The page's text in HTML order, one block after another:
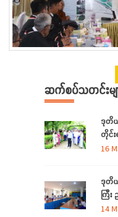
ဆက်စပ်သတင်းမျ
ဒုတိယ
တိုင်း
အဆင့်
16
ဒုတိယ
ကြီး
တွေ့
14